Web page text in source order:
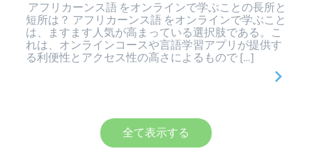
アフリカーンス語 をオンラインで学ぶことの長所と
短所は？ アフリカーンス語 をオンラインで学ぶこと
は、ますます人気が高まっている選択肢である。こ
れは、オンラインコースや言語学習アプリが提供す
る利便性とアクセス性の高さによるもので […]
全て表示する